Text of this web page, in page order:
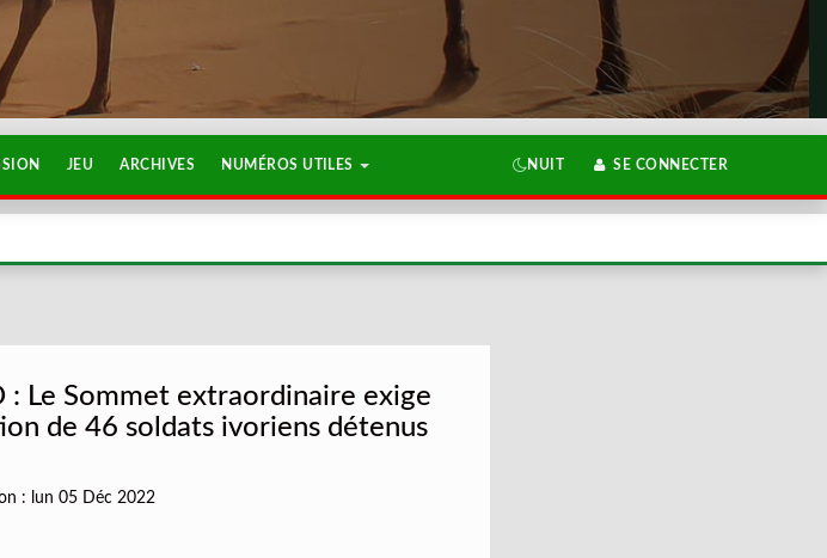
JEU ARCHIVES NUMÉROS UTILES NUIT SE CONNECTER
: Le Sommet extraordinaire exige
de 46 soldats ivoriens détenus
: lun 05 Déc 2022